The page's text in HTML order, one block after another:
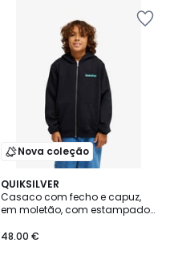
Nova coleção
QUIKSILVER
Casaco com fecho e capuz,
em moletão, com estampado
48.00 €